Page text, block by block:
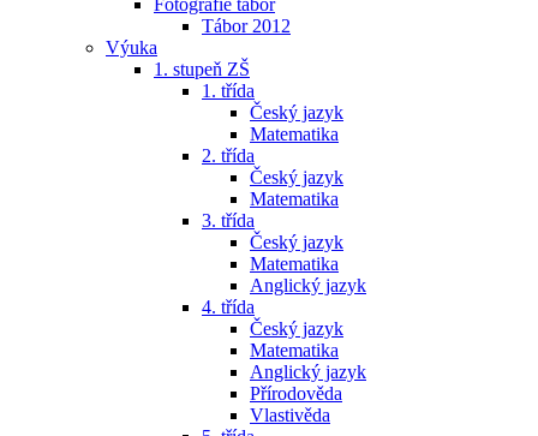
Tábor 2012
Výuka
1. stupeň ZŠ
1. třída
Český jazyk
Matematika
2. třída
Český jazyk
Matematika
3. třída
Český jazyk
Matematika
Anglický jazyk
4. třída
Český jazyk
Matematika
Anglický jazyk
Přírodověda
Vlastivěda